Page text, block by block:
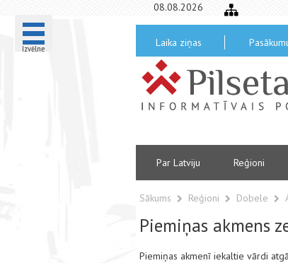
Izvēlne
08.08.2026
Laika ziņas
Par Latviju Reģioni
Sākums Reģioni Dobele
Piemiņas akmens
Piemiņas akmenī iekaltie vārdi